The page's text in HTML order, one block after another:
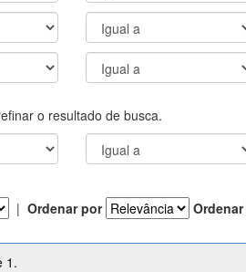
o resultado de busca.
| Ordenar por Ordenar
1.